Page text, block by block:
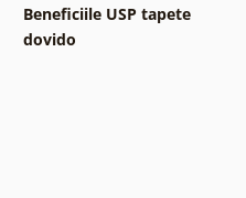
Beneficiile USP tapete
dovido